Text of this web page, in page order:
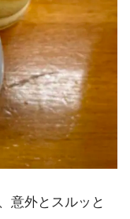
意外とスルッと